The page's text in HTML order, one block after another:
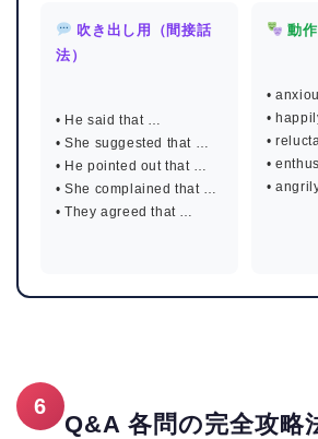
吹き出し用（間接話
法）
• He said that …
• She suggested that …
• He pointed out that …
• She complained that …
• They agreed that …
動
•
•
•
•
•
6
Q&A 各問の完全攻略